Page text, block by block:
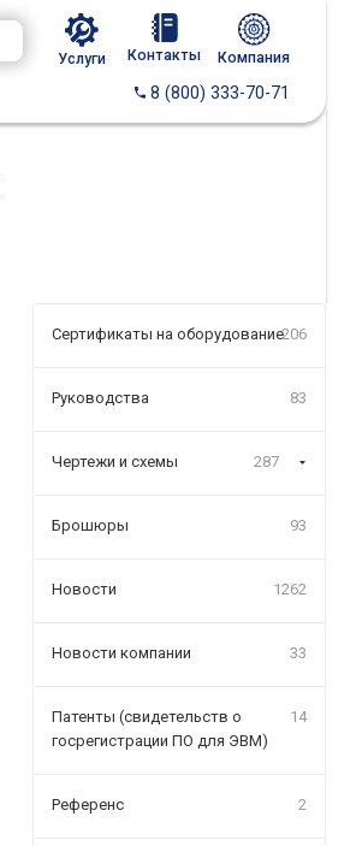
Услуги Контакты Компания
8 (800) 333-70-71
Сертификаты на оборудование206
Руководства 83
Чертежи и схемы 287
Брошюры 93
Новости 1262
Новости компании 33
Патенты (свидетельств о
госрегистрации ПО для ЭВМ)
14
Референс 2